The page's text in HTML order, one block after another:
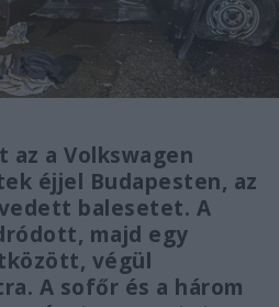
az a Volkswagen
éjjel Budapesten, az
balesetet. A
majd egy
végül
A sofőr és a három